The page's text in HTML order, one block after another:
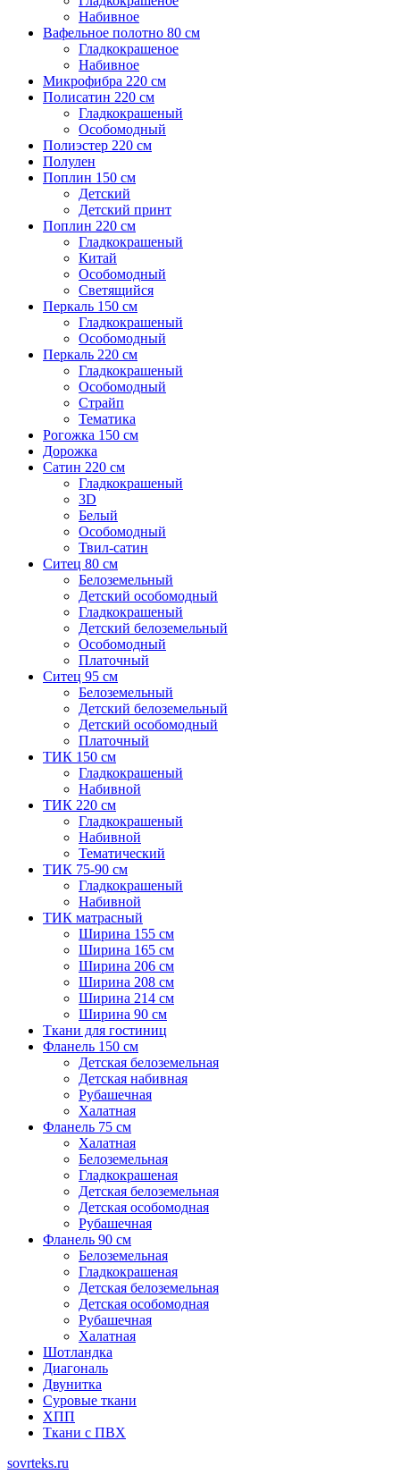
Набивное
Вафельное полотно 80 см
Гладкокрашеное
Набивное
Микрофибра 220 см
Полисатин 220 см
Гладкокрашеный
Особомодный
Полиэстер 220 см
Полулен
Поплин 150 см
Детский
Детский принт
Поплин 220 см
Гладкокрашеный
Китай
Особомодный
Светящийся
Перкаль 150 см
Гладкокрашеный
Особомодный
Перкаль 220 см
Гладкокрашеный
Особомодный
Страйп
Тематика
Рогожка 150 см
Дорожка
Сатин 220 см
Гладкокрашеный
3D
Белый
Особомодный
Твил-сатин
Ситец 80 см
Белоземельный
Детский особомодный
Гладкокрашеный
Детский белоземельный
Особомодный
Платочный
Ситец 95 см
Белоземельный
Детский белоземельный
Детский особомодный
Платочный
ТИК 150 см
Гладкокрашеный
Набивной
ТИК 220 см
Гладкокрашеный
Набивной
Тематический
ТИК 75-90 см
Гладкокрашеный
Набивной
ТИК матрасный
Ширина 155 см
Ширина 165 см
Ширина 206 см
Ширина 208 см
Ширина 214 см
Ширина 90 см
Ткани для гостиниц
Фланель 150 см
Детская белоземельная
Детская набивная
Рубашечная
Халатная
Фланель 75 см
Халатная
Белоземельная
Гладкокрашеная
Детская белоземельная
Детская особомодная
Рубашечная
Фланель 90 см
Белоземельная
Гладкокрашеная
Детская белоземельная
Детская особомодная
Рубашечная
Халатная
Шотландка
Диагональ
Двунитка
Суровые ткани
ХПП
Ткани с ПВХ
sovrteks.ru